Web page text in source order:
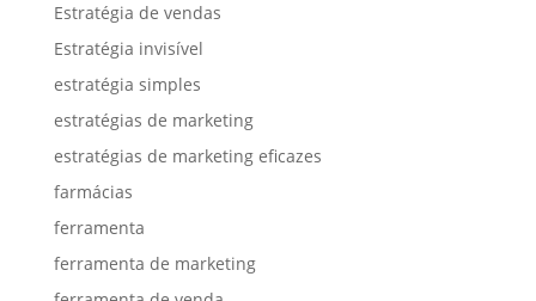
Estratégia de vendas
Estratégia invisível
estratégia simples
estratégias de marketing
estratégias de marketing eficazes
farmácias
ferramenta
ferramenta de marketing